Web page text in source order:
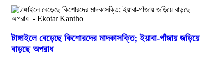
টাঙ্গাইলে বেড়েছে কিশোরদের মাদকাসক্তি; ইয়াবা-গাঁজায় জড়িয়ে
বাড়ছে অপরাধ